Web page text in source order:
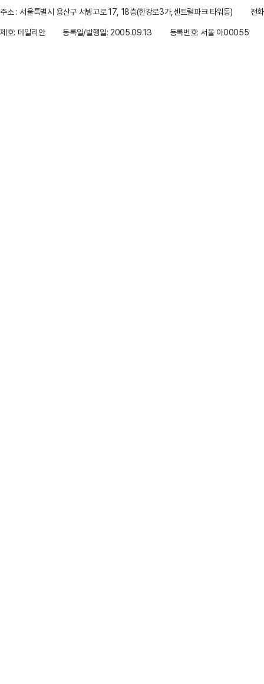
주소 : 서울특별시 용산구 서빙고로 17, 18층(한강로3가,센트럴파크 타워동)
전
제호: 데일리안
등록일/발행일: 2005.09.13 등록번호: 서울 아00055